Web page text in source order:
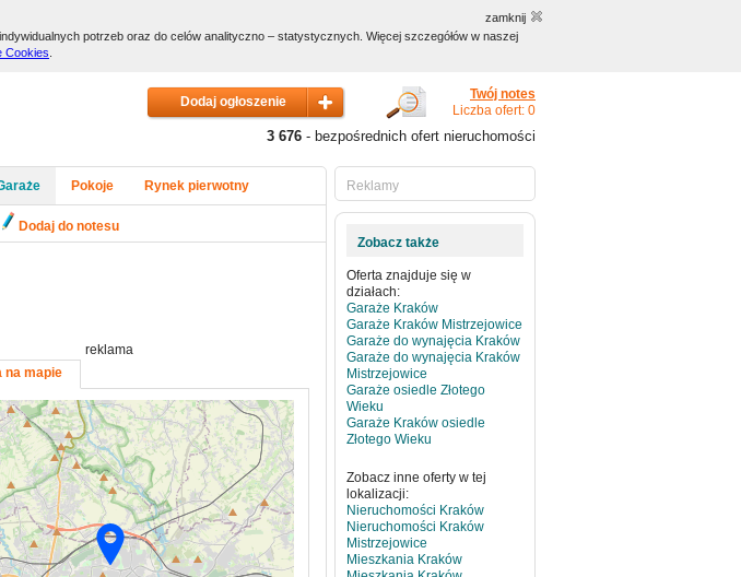
zamknij
potrzeb oraz do celów analityczno – statystycznych. Więcej szczegółów w naszej
Cookies
Twój notes
Liczba ofert: 0
3 676 - bezpośrednich ofert nieruchomości
Pokoje Rynek pierwotny
Dodaj do notesu
reklama
na mapie
Reklamy
Zobacz także
Oferta znajduje się w
działach:
Garaże Kraków
Garaże Kraków Mistrzejowice
Garaże do wynajęcia Kraków
Garaże do wynajęcia Kraków
Mistrzejowice
Garaże osiedle Złotego
Wieku
Garaże Kraków osiedle
Złotego Wieku
Zobacz inne oferty w tej
lokalizacji:
Nieruchomości Kraków
Nieruchomości Kraków
Mistrzejowice
Mieszkania Kraków